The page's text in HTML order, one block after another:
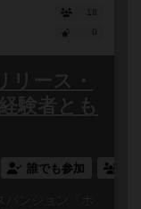
18
リース・
験者とも
誰でも参加
ンション『ホ